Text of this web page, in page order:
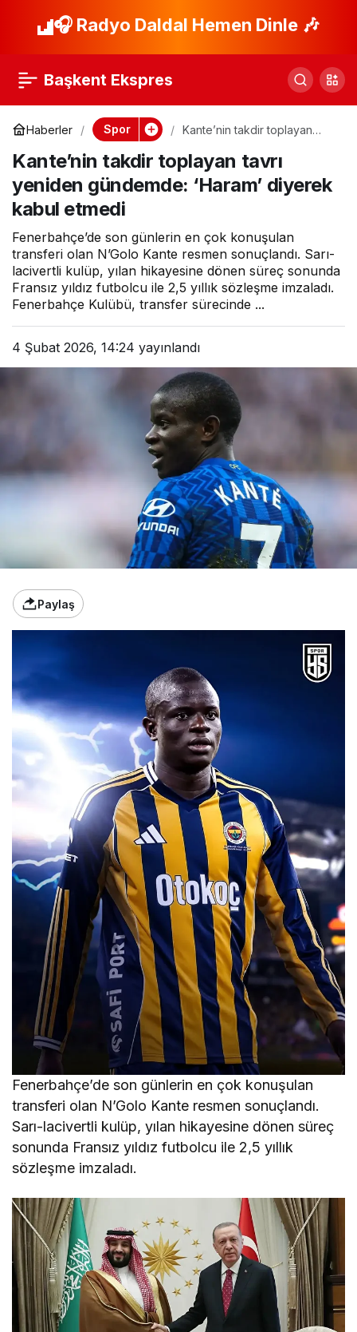
🎧 Radyo Daldal Hemen Dinle 🎶
Başkent Ekspres
Haberler Spor
Kante’nin takdir toplayan
‘Haram’ diyerek kabul etmedi
Kante’nin takdir toplayan tavrı
yeniden gündemde: ‘Haram’ diyerek
kabul etmedi
Fenerbahçe’de son günlerin en çok konuşulan
transferi olan N’Golo Kante resmen sonuçlandı. Sarı-
lacivertli kulüp, yılan hikayesine dönen süreç sonunda
Fransız yıldız futbolcu ile 2,5 yıllık sözleşme imzaladı.
Fenerbahçe Kulübü, transfer sürecinde ...
4 Şubat 2026, 14:24 yayınlandı
Paylaş
Fenerbahçe’de son günlerin en çok konuşulan
transferi olan N’Golo Kante resmen sonuçlandı.
Sarı-lacivertli kulüp, yılan hikayesine dönen süreç
sonunda Fransız yıldız futbolcu ile 2,5 yıllık
sözleşme imzaladı.
Galatasaray –
Kadrosu ve Muhtemel
11’ler
Paylaş